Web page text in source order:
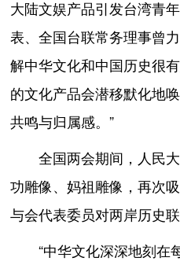
大陆文娱产品引发台湾青
表、全国台联常务理事曾
解中华文化和中国历史很
的文化产品会潜移默化地
共鸣与归属感。”
全国两会期间，人民大
功雕像、妈祖雕像，再次
与会代表委员对两岸历史联
“中华文化深深地刻在